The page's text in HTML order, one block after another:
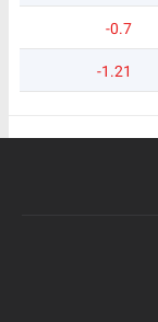
-0.7
-1.21